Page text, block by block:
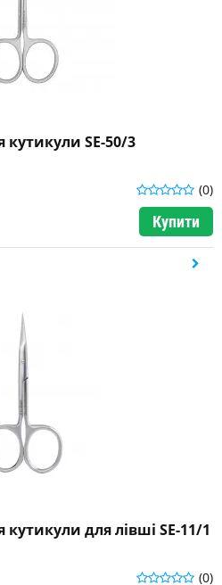
кутикули SE-50/3
(0)
Купити
для лівші SE-11/1
(0)